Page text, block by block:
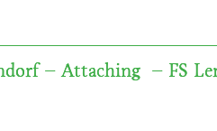
– Attaching – FS